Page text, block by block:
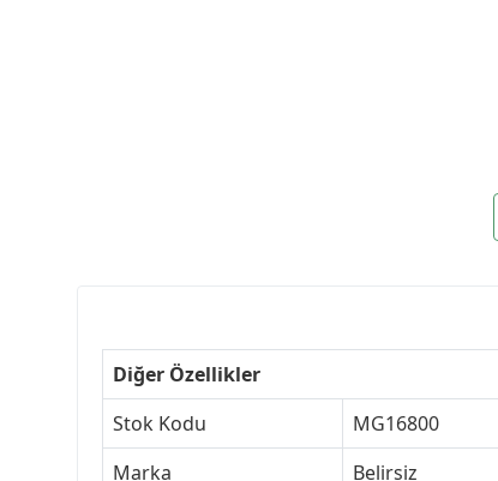
Diğer Özellikler
Stok Kodu
MG16800
Marka
Belirsiz